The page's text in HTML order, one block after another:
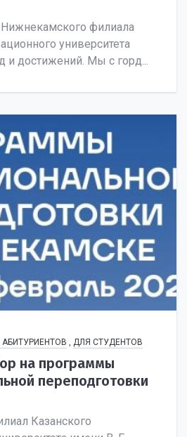
Нижнекамского филиала
университета
и достижений. Мы с горд...
, ДЛЯ СТУДЕНТОВ
на программы
переподготовки
Казанского